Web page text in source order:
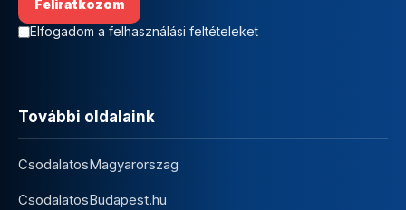
Elfogadom a felhasználási feltételeket
További oldalaink
CsodalatosMagyarorszag
CsodalatosBudapest.hu